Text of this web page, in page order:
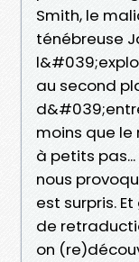
Smith, le
ténébreuse
au second
moins que
à petits
nous
est surpris.
de
on